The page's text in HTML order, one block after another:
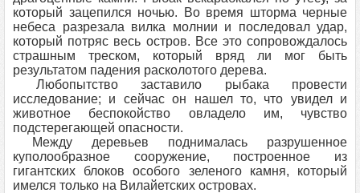
который зацепился ночью. Во время шторма черные
небеса разрезала вилка молнии и последовал удар,
который потряс весь остров. Все это сопровождалось
страшным треском, который вряд ли мог быть
результатом падения расколотого дерева.
Любопытство заставило рыбака провести
исследование; и сейчас он нашел то, что увидел и
животное беспокойство овладело им, чувство
подстерегающей опасности.
Между деревьев поднималась разрушенное
куполообразное сооружение, построенное из
гигантских блоков особого зеленого камня, который
имелся только на Вилайетских островах.